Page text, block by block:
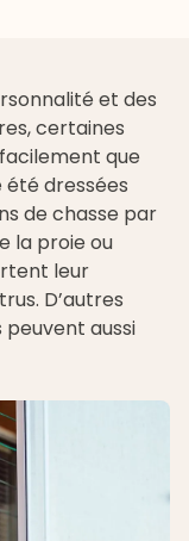
et des
certaines
que
été dressées
de chasse par
la proie ou
leur
D’autres
aussi